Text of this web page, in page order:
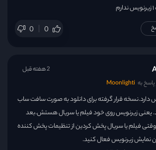
0 0
به Moonlighti
دارد.نسخه قرار گرفته برای دانلود به صورت سافت ساب
یعنی زیرنویس روی خود فیلم یا سریال هستش.بعد
وقتی فیلم یا سریال پخش کردین از تنظیمات پخش کننده
نمایش زیرنویس فعال کنید.
2 هفته قبل